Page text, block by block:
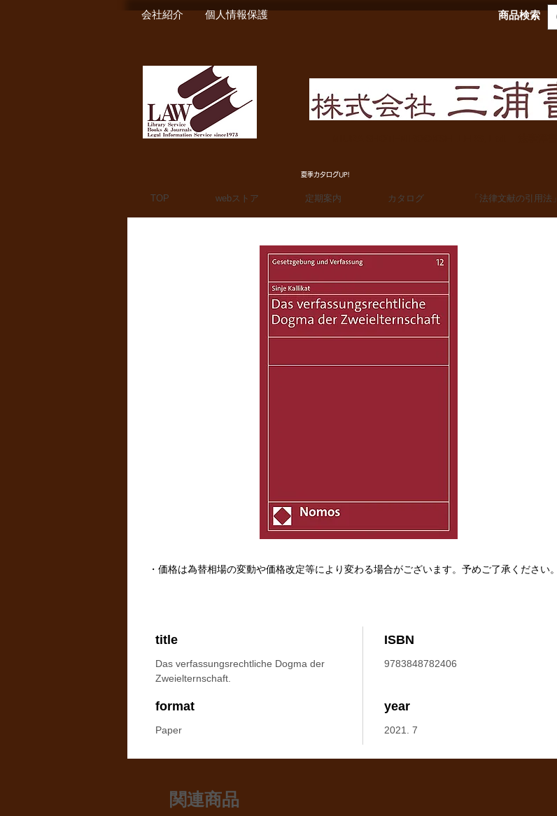
会社紹介 個人情報保護 商品検索
夏季カタログUP!
TOP webストア 定期案内 カタログ 「法律文献の引用法」
title
Das verfassungsrechtliche Dogma der
Zweielternschaft.
ISBN
9783848782406
format
Paper
year
2021. 7
・価格は為替相場の変動や価格改定等により変わる場合がございます。予めご了承ください。
関連商品